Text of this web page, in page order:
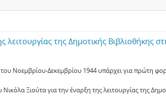
Νοεμβρίου-Δεκεμβρίου 1944 υπάρχει για πρώτη
Ξιούτα για την έναρξη της λειτουργίας της